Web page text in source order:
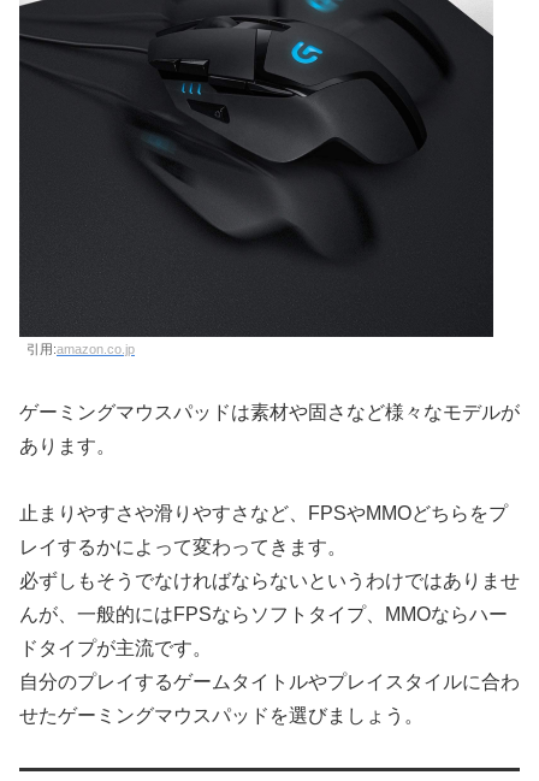
引用:amazon.co.jp
ゲーミングマウスパッドは素材や固さなど様々なモデルが
あります。
止まりやすさや滑りやすさなど、FPSやMMOどちらをプ
レイするかによって変わってきます。
必ずしもそうでなければならないというわけではありませ
んが、一般的にはFPSならソフトタイプ、MMOならハー
ドタイプが主流です。
自分のプレイするゲームタイトルやプレイスタイルに合わ
せたゲーミングマウスパッドを選びましょう。